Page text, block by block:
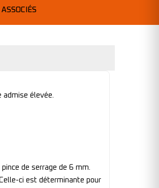
admise élevée.
de serrage de 6 mm.
ci est déterminante pour